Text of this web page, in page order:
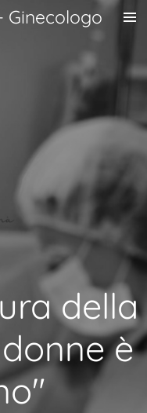
Ginecologo
della
è